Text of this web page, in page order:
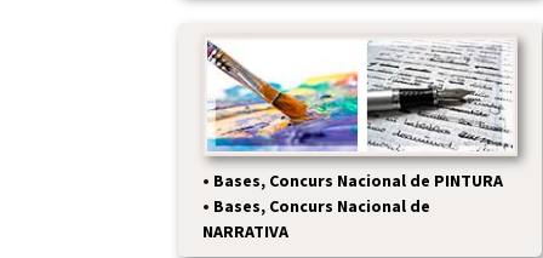
• Bases, Concurs Nacional de PINTURA
• Bases, Concurs Nacional de
NARRATIVA